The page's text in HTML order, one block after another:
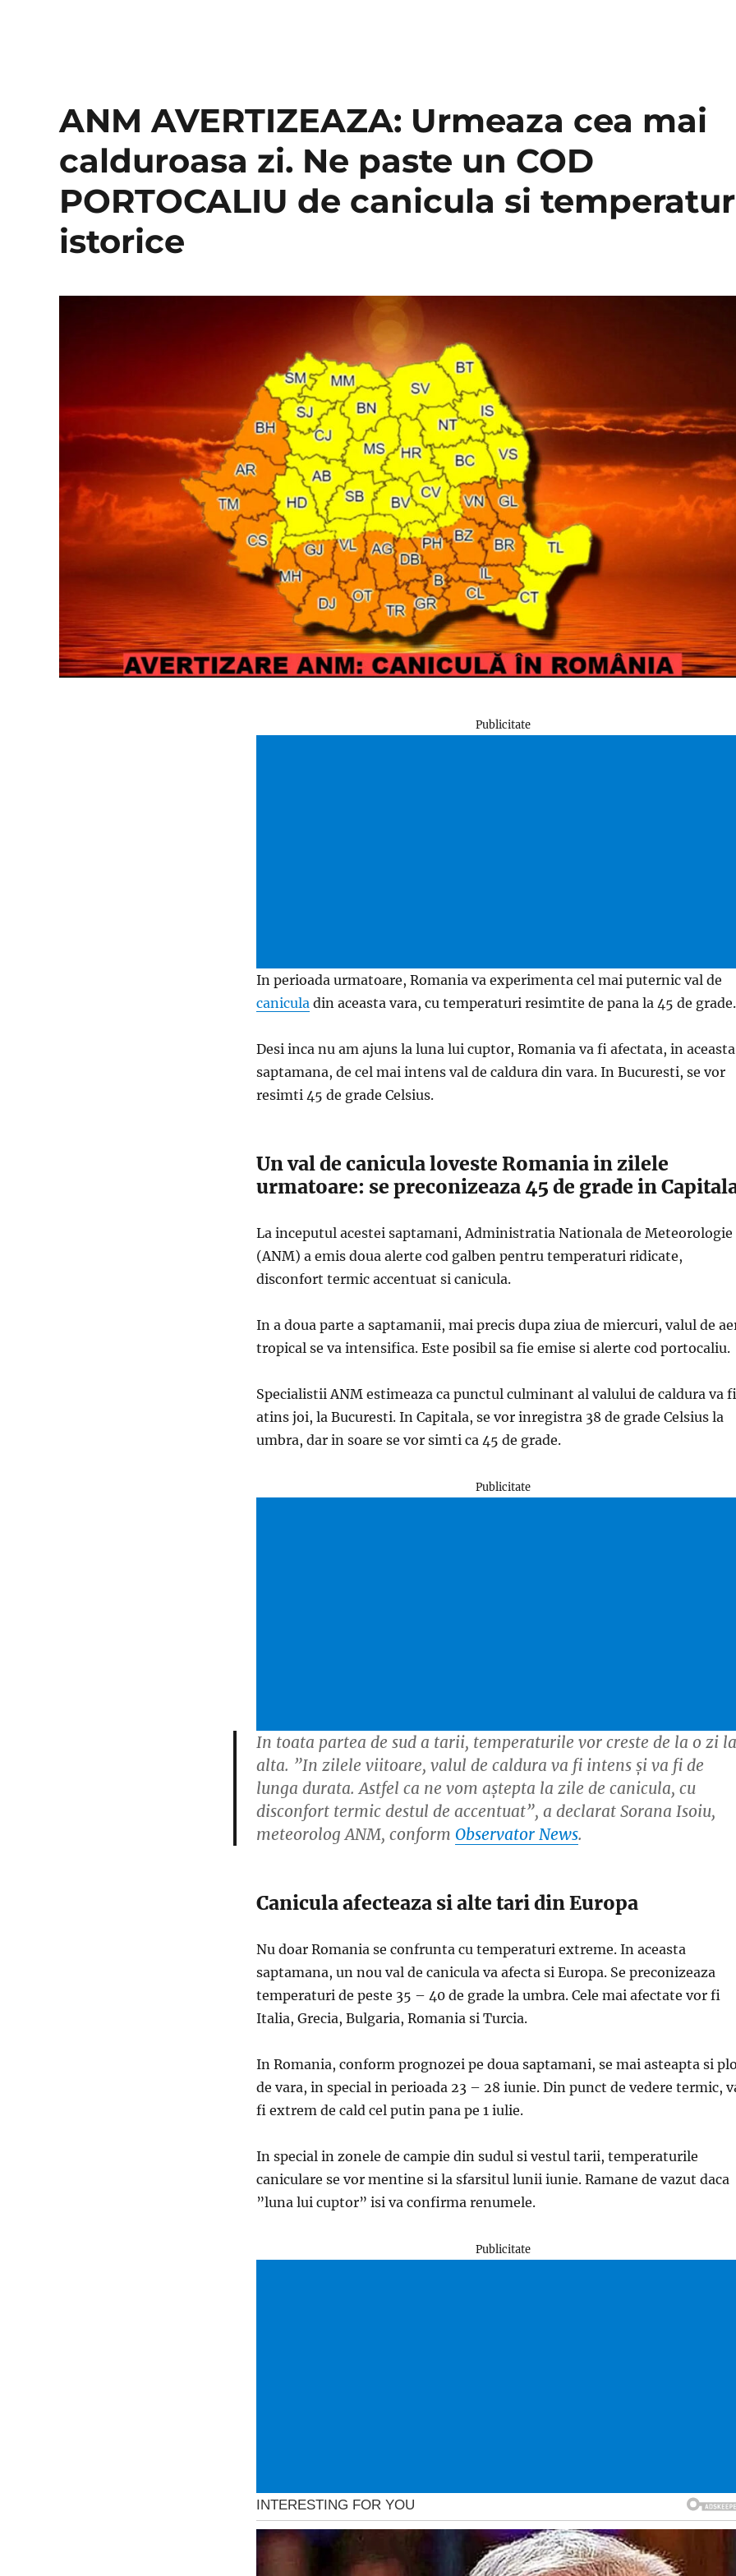
ANM AVERTIZEAZA: Urmeaza cea mai
calduroasa zi. Ne paste un COD
PORTOCALIU de canicula si
istorice
Publicitate
In perioada urmatoare, Romania va experimenta cel mai puternic val de
canicula din aceasta vara, cu temperaturi resimtite de pana la 45 de grade.
Desi inca nu am ajuns la luna lui cuptor, Romania va fi afectata, in aceasta
saptamana, de cel mai intens val de caldura din vara. In Bucuresti, se vor
resimti 45 de grade Celsius.
Un val de canicula loveste Romania in zilele
urmatoare: se preconizeaza 45 de grade in
La inceputul acestei saptamani, Administratia Nationala de Meteorologie
(ANM) a emis doua alerte cod galben pentru temperaturi ridicate,
disconfort termic accentuat si canicula.
In a doua parte a saptamanii, mai precis dupa ziua de miercuri, valul de
tropical se va intensifica. Este posibil sa fie emise si alerte cod portocaliu.
Specialistii ANM estimeaza ca punctul culminant al valului de caldura va fi
atins joi, la Bucuresti. In Capitala, se vor inregistra 38 de grade Celsius la
umbra, dar in soare se vor simti ca 45 de grade.
Publicitate
In toata partea de sud a tarii, temperaturile vor creste de la o zi la
alta. ”In zilele viitoare, valul de caldura va fi intens şi va fi de
lunga durata. Astfel ca ne vom aştepta la zile de canicula, cu
disconfort termic destul de accentuat”, a declarat Sorana Isoiu,
meteorolog ANM, conform Observator News.
Canicula afecteaza si alte tari din Europa
Nu doar Romania se confrunta cu temperaturi extreme. In aceasta
saptamana, un nou val de canicula va afecta si Europa. Se preconizeaza
temperaturi de peste 35 – 40 de grade la umbra. Cele mai afectate vor fi
Italia, Grecia, Bulgaria, Romania si Turcia.
In Romania, conform prognozei pe doua saptamani, se mai asteapta si
de vara, in special in perioada 23 – 28 iunie. Din punct de vedere termic,
fi extrem de cald cel putin pana pe 1 iulie.
In special in zonele de campie din sudul si vestul tarii, temperaturile
caniculare se vor mentine si la sfarsitul lunii iunie. Ramane de vazut daca
”luna lui cuptor” isi va confirma renumele.
Publicitate